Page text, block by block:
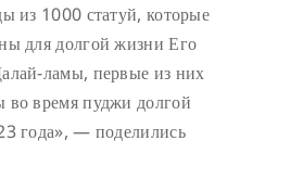
из 1000 статуй, которые
для долгой жизни Его
ламы, первые из них
во время пуджи долгой
года», — поделились